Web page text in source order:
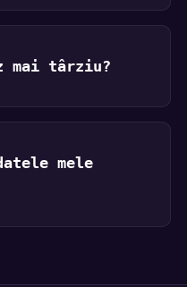
mai târziu?
mele